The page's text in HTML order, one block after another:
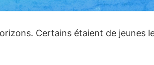
Certains étaient de jeunes